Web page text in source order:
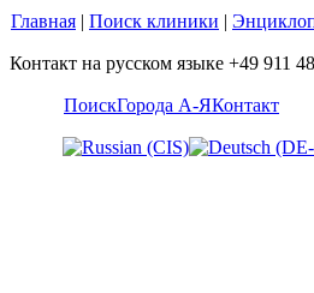
Главная | Поиск клиники |
Контакт на русском языке +49 911
ПоискГорода А-ЯКонтакт